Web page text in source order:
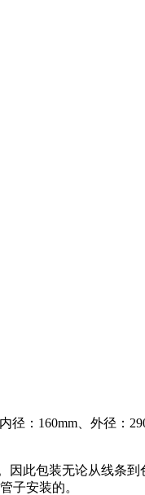
：160mm、外径：
因此包装无论从线条
子安装的。